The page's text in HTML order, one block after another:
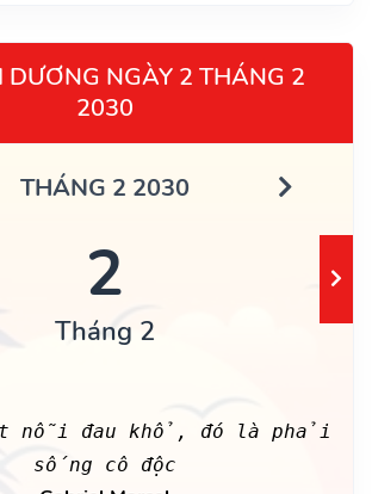
DƯƠNG NGÀY 2 THÁNG 2
2030
THÁNG 2 2030
2
Tháng 2
nỗi đau khổ, đó là phải
sống cô độc